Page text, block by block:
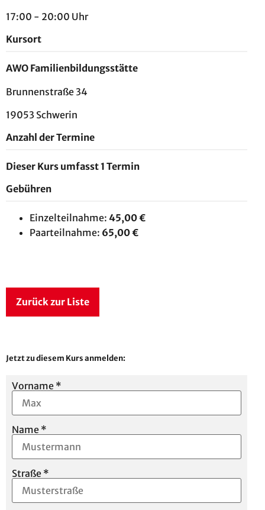
17:00 - 20:00 Uhr
Kursort
AWO Familienbildungsstätte
Brunnenstraße 34
19053 Schwerin
Anzahl der Termine
Dieser Kurs umfasst 1 Termin
Gebühren
Einzelteilnahme: 45,00 €
Paarteilnahme: 65,00 €
Zurück zur Liste
Jetzt zu diesem Kurs anmelden:
Vorname *
Name *
Straße *